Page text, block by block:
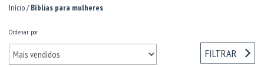
Início/ Bíblias para mulheres
Ordenar por
FILTRAR